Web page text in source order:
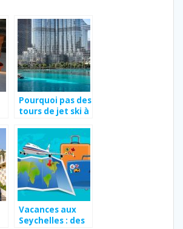
Pourquoi pas des
tours de jet ski à
Vacances aux
Seychelles : des